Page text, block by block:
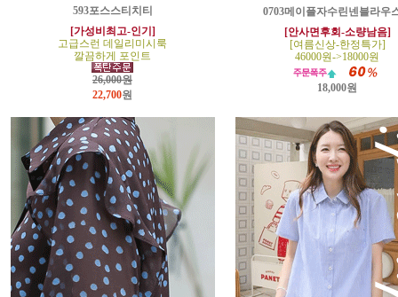
593포스스티치티
[가성비최고-인기]
고급스런 데일리미시룩
깔끔하게 포인트
26,000원
22,700원
0703메이플자수린넨블라우
[안사면후회-소량남음]
[여름신상-한정특가]
46000원->18000원
18,000원